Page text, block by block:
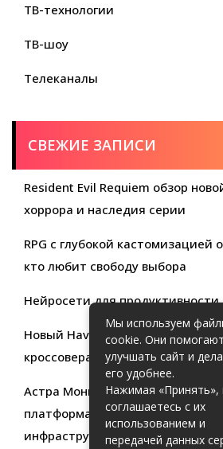
ТВ-технологии
ТВ-шоу
Телеканалы
СВЕЖИЕ ЗАПИСИ
Resident Evil Requiem обзор
хоррора и наследия серии
RPG с глубокой кастомизацией
кто любит свободу выбора
Нейросети для продуктивности
Новый Haval Jolion: обзор
кроссовера для активной жизни
Астра Мониторинг:
платформа для эффективного
инфраструктуры
Мы используем
cookie. Они помогают
улучшать сайт и
его удобнее.
Нажимая «Принять»,
соглашаетесь с их
использованием и
передачей данных